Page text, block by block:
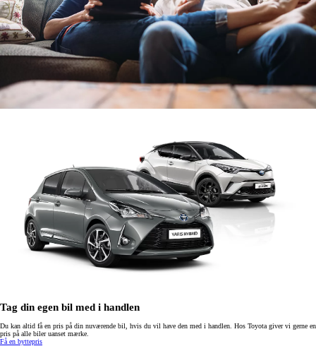
Tag din egen bil med i handlen
Du kan altid få en pris på din nuværende bil, hvis du vil have den med i handlen. Hos Toyota giver vi gerne en
pris på alle biler uanset mærke.
Få en byttepris